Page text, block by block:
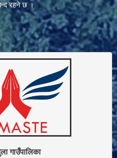
बन्द रहने छ ।
गाउँपालिका